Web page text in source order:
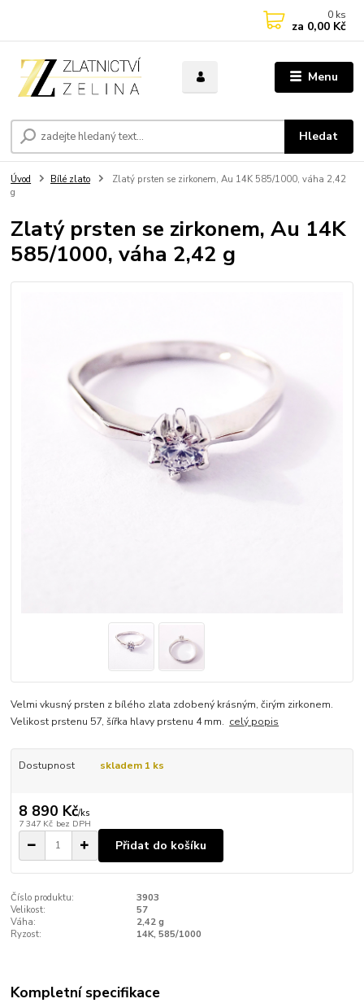
Menu
Hledat
0 ks
za 0,00 Kč
Úvod Bílé zlato
Zlatý prsten se zirkonem, Au 14K 585/1000, váha 2,42
g
Zlatý prsten se zirkonem, Au 14K
585/1000, váha 2,42 g
Velmi vkusný prsten z bílého zlata zdobený krásným, čirým zirkonem.
Velikost prstenu 57, šířka hlavy prstenu 4 mm. celý popis
Dostupnost skladem 1 ks
8 890 Kč/ks
7 347 Kč bez DPH
Přidat do košíku
Číslo produktu:
3903
Velikost:
57
Váha:
2,42 g
Ryzost:
14K, 585/1000
Kompletní specifikace